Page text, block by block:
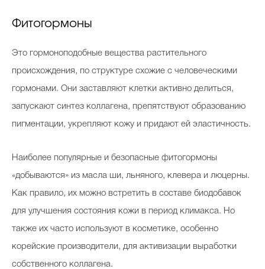
Фитогормоны
Это гормоноподобные вещества растительного
происхождения, по структуре схожие с человеческими
гормонами. Они заставляют клетки активно делиться,
запускают синтез коллагена, препятствуют образованию
пигментации, укрепляют кожу и придают ей эластичность.
Наиболее популярные и безопасные фитогормоны
«добываются» из масла ши, льняного, клевера и люцерны.
Как правило, их можно встретить в составе биодобавок
для улучшения состояния кожи в период климакса. Но
также их часто используют в косметике, особенно
корейские производители, для активизации выработки
собственного коллагена.